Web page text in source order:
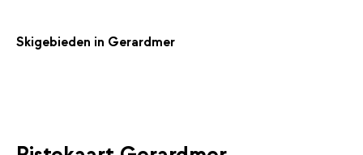
Skigebieden in Gerardmer